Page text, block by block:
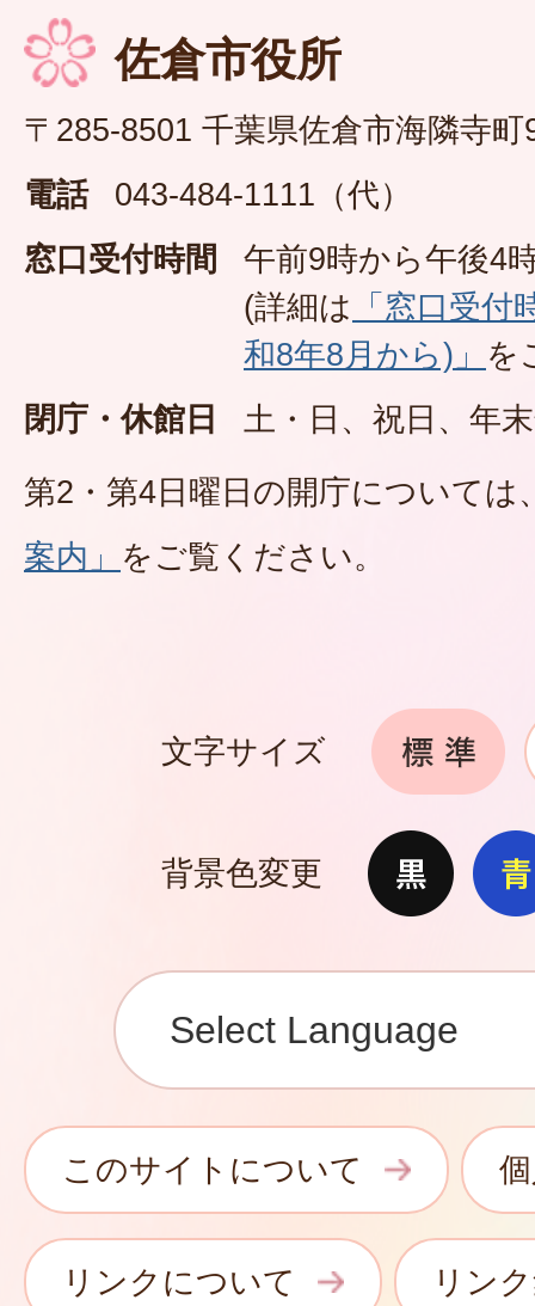
佐倉市役所
〒285-8501 千葉県佐倉市海隣寺町
電話
043-484-1111（代）
窓口受付時間
午前9時から午後4
(詳細は 「窓口受
和8年8月から)」 を
閉庁・休館日
土・日、祝日、年
第2・第4日曜日の開庁については
案内」 をご覧ください。
文字サイズ
背景色変更
このサイトについて
リンクについて リン